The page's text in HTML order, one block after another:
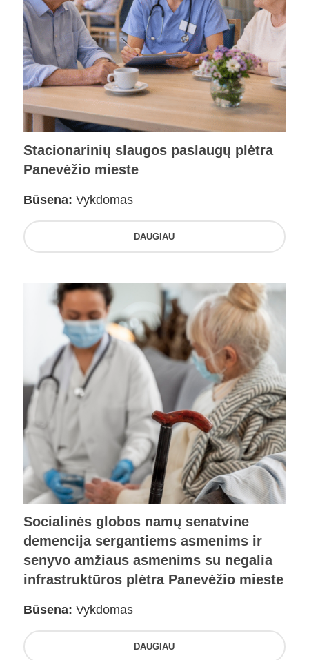
Stacionarinių slaugos paslaugų plėtra
Panevėžio mieste
Būsena: Vykdomas
DAUGIAU
Socialinės globos namų senatvine
demencija sergantiems asmenims ir
senyvo amžiaus asmenims su negalia
infrastruktūros plėtra Panevėžio mieste
Būsena: Vykdomas
DAUGIAU